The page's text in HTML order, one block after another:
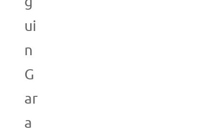
ui
n
G
ar
a